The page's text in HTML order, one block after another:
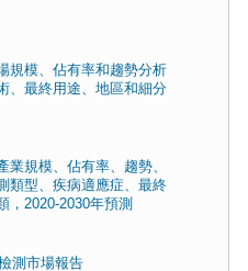
規模、佔有率和趨勢分析
、最終用途、地區和細分
規模、佔有率、趨勢、
類型、疾病適應症、最終
，2020-2030年預測
測市場報告